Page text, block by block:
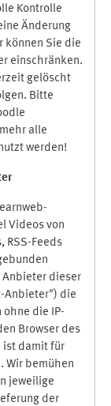
Kontrolle
Änderung
können Sie die
einschränken.
gelöscht
Bitte
alle
werden!
Videos von
RSS-Feeds
Anbieter dieser
Anbieter") die
ohne die IP-
Browser des
ist damit für
Wir bemühen
jeweilige
der